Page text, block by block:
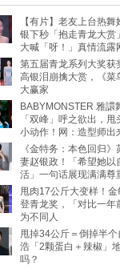
【有片】老友上台热
银下秒「抱走青龙大赏
大喊「呀！」真情流露
第五届青龙系列大奖获
高银泪崩擒大赏，《菜
大赢家
BABYMONSTER 雅譞
「双峰」呼之欲出，
小动作！网：造型师出
《金特务：本色回归
妻赵银政！「希望她以
活」一句话展现满满尊
甩肉17公斤大变样！金
登青龙奖，「对比一年
为不同人
甩掉34公斤＝倒掉半
浩「2颗蛋白＋辣椒」
吗？